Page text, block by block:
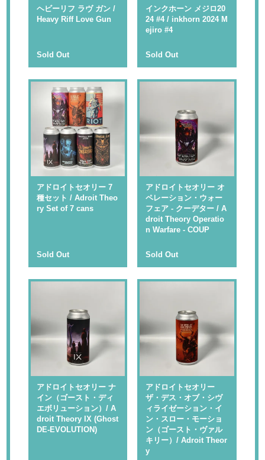
ヘビーリフ ラヴ ガン /
Heavy Riff Love Gun
Sold Out
インクホーン メジロ20
24 #4 / inkhorn 2024 M
ejiro #4
Sold Out
アドロイトセオリー 7
種セット / Adroit Theo
ry Set of 7 cans
Sold Out
アドロイトセオリー オ
ペレーション・ウォー
フェア - クーデター / A
droit Theory Operatio
n Warfare - COUP
Sold Out
アドロイトセオリー ナ
イン（ゴースト・ディ
エボリューション）/ A
droit Theory IX (Ghost
DE-EVOLUTION)
アドロイトセオリー
ザ・デス・オブ・シヴ
ィライゼーション・イ
ン・スロー・モーショ
ン（ゴースト・ヴァル
キリー）/ Adroit Theor
y